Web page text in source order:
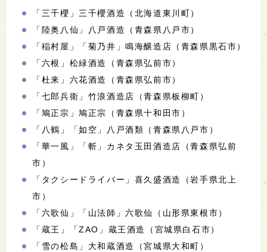
「三千櫻」三千櫻酒造（北海道東川町）
「陸奥八仙」八戸酒造（青森県八戸市）
「稲村屋」「菊乃井」鳴海醸造店（青森県黒石市）
「六根」松緑酒造（青森県弘前市）
「杜来」六花酒造（青森県弘前市）
「七郎兵衛」竹浪酒造店（青森県板柳町）
「鳩正宗」鳩正宗（青森県十和田市）
「八鶴」「如空」八戸酒類（青森県八戸市）
「華一風」「斬」カネタ玉田酒造店（青森県弘前
市）
「タクシードライバー」喜久盛酒造（岩手県北上
市）
「六歌仙」「山法師」六歌仙（山形県東根市）
「蔵王」「ZAO」蔵王酒造（宮城県白石市）
「雪の松島」大和蔵酒造（宮城県大和町）